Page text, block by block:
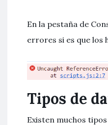
En la pestaña de
errores si es que los
Tipos de
Existen muchos